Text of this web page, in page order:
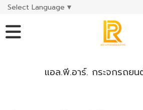
Select Language ▼
แอล.พี.อาร์. กระจกรถย